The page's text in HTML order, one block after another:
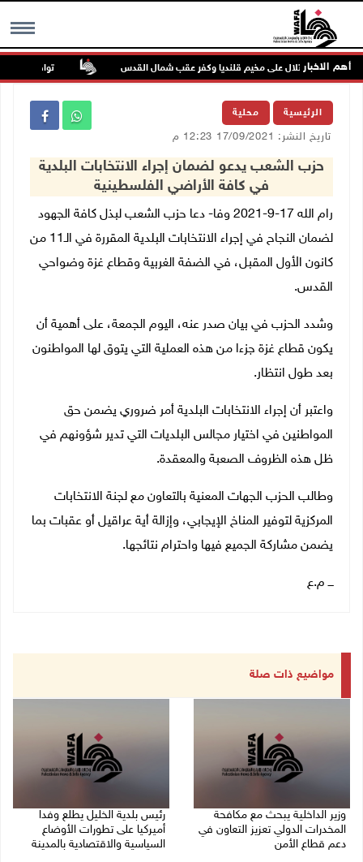
MENU أهم الاخبار تواصل
الرئيسية محلية
تاريخ النشر: 17/09/2021 12:23 م
حزب الشعب يدعو لضمان إجراء الانتخابات البلدية
في كافة الأراضي الفلسطينية
رام الله 17-9-2021 وفا- دعا حزب الشعب لبذل كافة الجهود
لضمان النجاح في إجراء الانتخابات البلدية المقررة في الـ11 من
كانون الأول المقبل، في الضفة الغربية وقطاع غزة وضواحي
القدس.
وشدد الحزب في بيان صدر عنه، اليوم الجمعة، على أهمية أن
يكون قطاع غزة جزءا من هذه العملية التي يتوق لها المواطنون
بعد طول انتظار.
‎واعتبر أن إجراء الانتخابات البلدية أمر ضروري يضمن حق
المواطنين في اختيار مجالس البلديات التي تدير شؤونهم في
ظل هذه الظروف الصعبة والمعقدة.
وطالب الحزب الجهات المعنية بالتعاون مع لجنة الانتخابات
المركزية لتوفير المناخ الإيجابي، وإزالة أية عراقيل أو عقبات بما
يضمن مشاركة الجميع فيها واحترام نتائجها.
ـــ م.ع
مواضيع ذات صلة
وزير الداخلية يبحث مع مكافحة
المخدرات الدولي تعزيز التعاون في
دعم قطاع الأمن
رئيس بلدية الخليل يطلع وفدا
أميركيا على تطورات الأوضاع
السياسية والاقتصادية بالمدينة